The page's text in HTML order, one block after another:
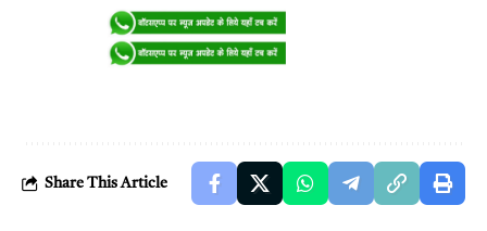
Share This Article